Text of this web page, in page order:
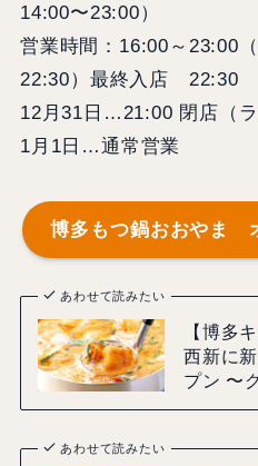
14:00〜23:00）
営業時間：16:00～23:00
22:30）最終入店 22:30
12月31日…21:00 閉店（
1月1日…通常営業
博多もつ鍋おおやま
あわせて読みたい
【博多
西新に
プン 〜
あわせて読みたい